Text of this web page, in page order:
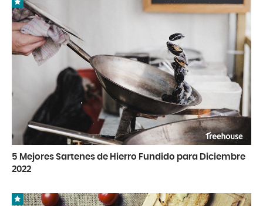
5 Mejores Sartenes de Hierro Fundido para Diciembre
2022